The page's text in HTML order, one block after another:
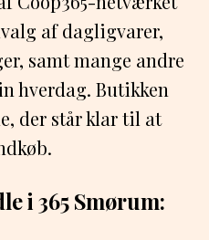
af dagligvarer,
samt mange andre
hverdag. Butikken
der står klar til at
i 365 Smørum: